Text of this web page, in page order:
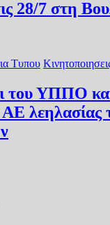
28/7 στη
Τυπου
του ΥΠΠΟ
ΑΕ